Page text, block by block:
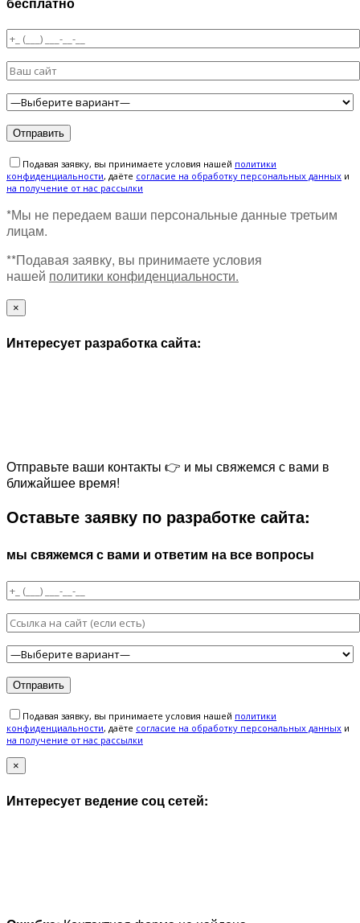
Подавая заявку, вы принимаете условия нашей политики
конфиденциальности, даёте cогласие на обработку персональных данных и
на получение от нас рассылки
*Мы не передаем ваши персональные данные третьим
лицам.
**Подавая заявку, вы принимаете условия
нашей политики конфиденциальности.
×
Интересует разработка сайта:
Отправьте ваши контакты 👉 и мы свяжемся с вами в
ближайшее время!
Оставьте заявку по разработке сайта:
мы свяжемся с вами и ответим на все вопросы
Подавая заявку, вы принимаете условия нашей политики
конфиденциальности, даёте cогласие на обработку персональных данных и
на получение от нас рассылки
×
Интересует ведение соц сетей: